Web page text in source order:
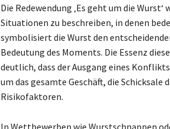
Die Redewendung ‚Es geht um die
Situationen zu beschreiben, in denen
symbolisiert die Wurst den
Bedeutung des Moments. Die Essenz
deutlich, dass der Ausgang eines
um das gesamte Geschäft, die
Risikofaktoren.